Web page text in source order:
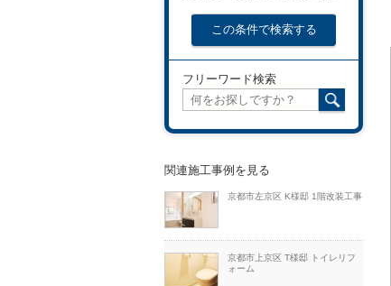
フリーワード検索
関連施工事例を見る
京都市左京区 K様邸 1階改装工事
京都市上京区 T様邸 トイレリフ
ォーム